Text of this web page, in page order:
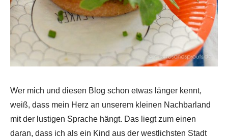
Wer mich und diesen Blog schon etwas länger kennt,
weiß, dass mein Herz an unserem kleinen Nachbarland
mit der lustigen Sprache hängt. Das liegt zum einen
daran, dass ich als ein Kind aus der westlichsten Stadt